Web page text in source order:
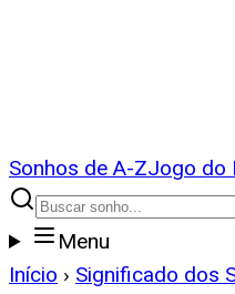
Sonhos de A-ZJogo do
Menu
Início › Significado dos